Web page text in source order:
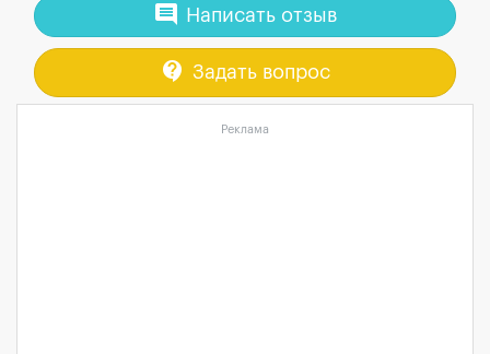
comment Написать отзыв
contact_support Задать вопрос
Реклама